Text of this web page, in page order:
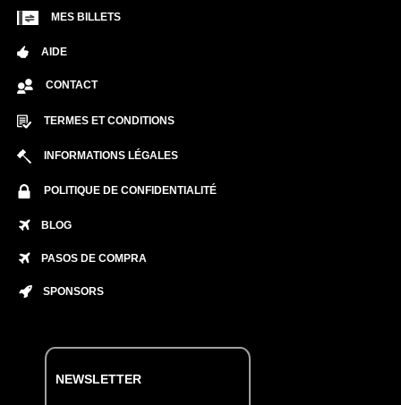
MES BILLETS
AIDE
CONTACT
TERMES ET CONDITIONS
INFORMATIONS LÉGALES
POLITIQUE DE CONFIDENTIALITÉ
BLOG
PASOS DE COMPRA
SPONSORS
NEWSLETTER